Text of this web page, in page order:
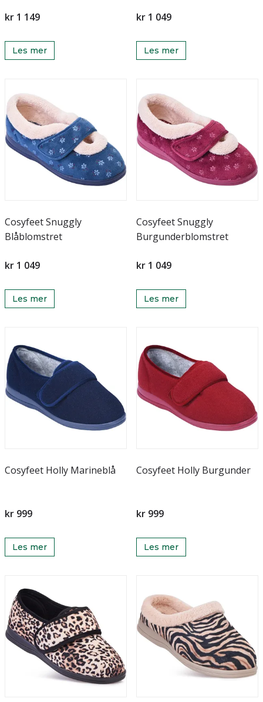
kr 1 149
Les mer
kr 1 049
Les mer
Cosyfeet Snuggly
Blåblomstret
kr 1 049
Les mer
Cosyfeet Snuggly
Burgunderblomstret
kr 1 049
Les mer
Cosyfeet Holly Marineblå
kr 999
Les mer
Cosyfeet Holly Burgunder
kr 999
Les mer